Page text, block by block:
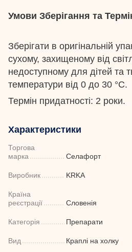
Умови Зберігання та
Зберігати в оригінальній
сухому, захищеному від
недоступному для дітей та
температури від 0 до 30 °С.
Термін придатності: 2 роки.
Характеристики
Торгова
марка
Селафорт
Виробник KRKA
Країна
реєстрації
Словенія
Категорія Препарати
Вид Краплі на холку